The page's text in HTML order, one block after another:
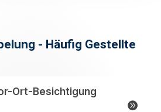
- Häufig Gestellte
Ort-Besichtigung